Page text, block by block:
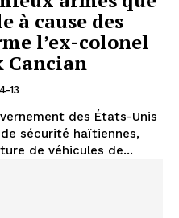
à cause des
l’ex-colonel
Cancian
13
des États-Unis
sécurité haïtiennes,
de véhicules de...